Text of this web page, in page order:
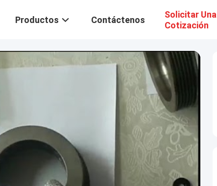
Productos Contáctenos
Solicitar Una
Cotización